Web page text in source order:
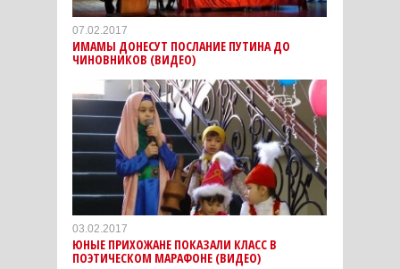
07.02.2017
ИМАМЫ ДОНЕСУТ ПОСЛАНИЕ ПУТИНА ДО
ЧИНОВНИКОВ (ВИДЕО)
03.02.2017
ЮНЫЕ ПРИХОЖАНЕ ПОКАЗАЛИ КЛАСС В
ПОЭТИЧЕСКОМ МАРАФОНЕ (ВИДЕО)